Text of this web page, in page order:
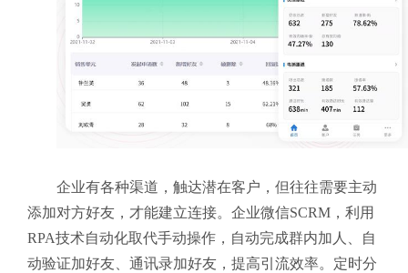
企业有各种渠道，触达潜在客户，但往往需要主动
添加对方好友，才能建立连接。企业微信SCRM，利用
RPA技术自动化取代手动操作，自动完成群内加人、自
动验证加好友、通讯录加好友，提高引流效率。 定时分